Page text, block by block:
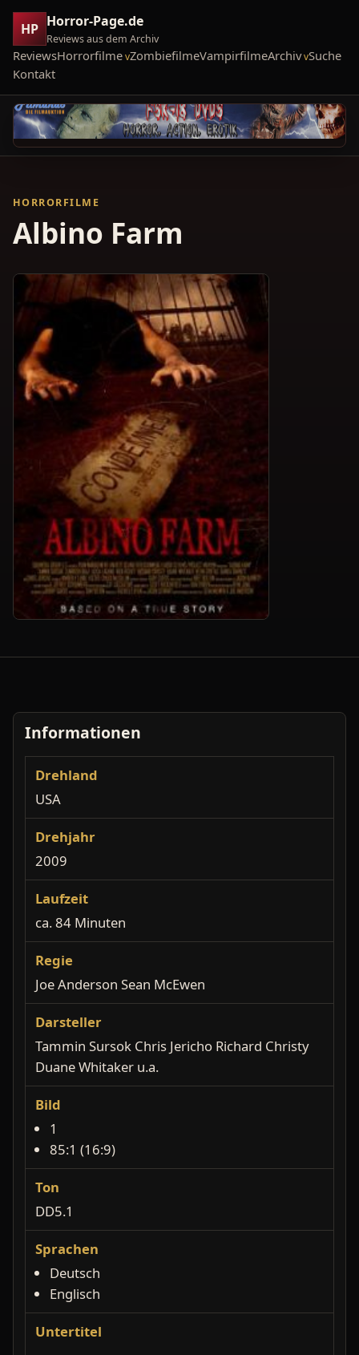
HP Horror-Page.de
Reviews aus dem Archiv
ReviewsHorrorfilme ZombiefilmeVampirfilmeArchiv Suche
Kontakt
HORRORFILME
Albino Farm
Informationen
Drehland
USA
Drehjahr
2009
Laufzeit
ca. 84 Minuten
Regie
Joe Anderson Sean McEwen
Darsteller
Tammin Sursok Chris Jericho Richard Christy
Duane Whitaker u.a.
Bild
1
85:1 (16:9)
Ton
DD5.1
Sprachen
Deutsch
Englisch
Untertitel